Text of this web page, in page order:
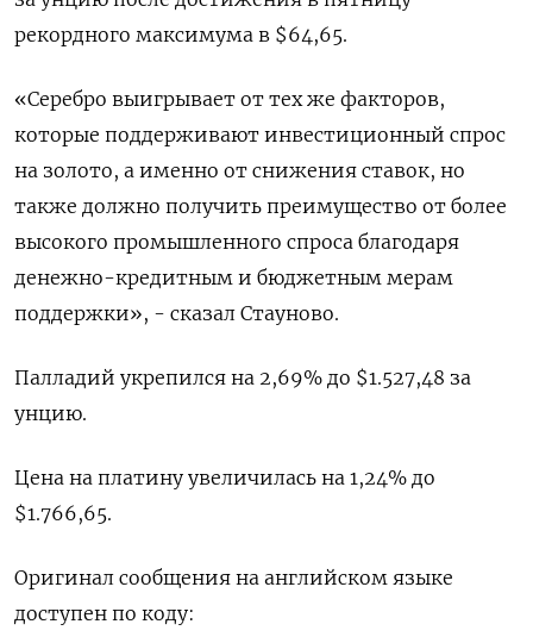
рекордного максимума в $64,65.
«Серебро выигрывает от тех же факторов,
которые поддерживают инвестиционный спрос
на золото, а именно от снижения ставок, но
также должно получить преимущество от более
высокого промышленного спроса благодаря
денежно-кредитным и бюджетным мерам
поддержки», - сказал Стауново.
Палладий укрепился на 2,69% до $1.527,48​​ за
унцию.
Цена на платину увеличилась на 1,24% до
$1.766,65.
Оригинал сообщения на английском языке
доступен по коду: